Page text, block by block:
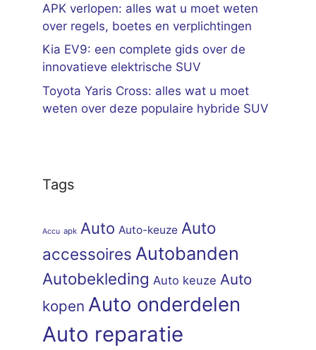
APK verlopen: alles wat u moet weten
over regels, boetes en verplichtingen
Kia EV9: een complete gids over de
innovatieve elektrische SUV
Toyota Yaris Cross: alles wat u moet
weten over deze populaire hybride SUV
Tags
Accu apk Auto Auto-keuze Auto
accessoires Autobanden
Autobekleding Auto keuze Auto
kopen Auto onderdelen
Auto reparatie